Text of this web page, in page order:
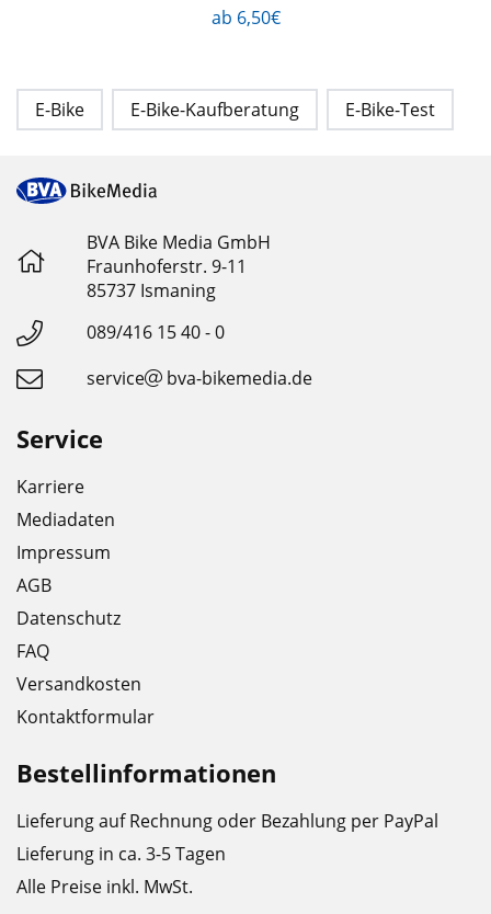
ab 6,50€
E-Bike E-Bike-Kaufberatung E-Bike-Test
BVA Bike Media GmbH
Fraunhoferstr. 9-11
85737 Ismaning
089/416 15 40 - 0
service
bva-bikemedia.de
Service
Karriere
Mediadaten
Impressum
AGB
Datenschutz
FAQ
Versandkosten
Kontaktformular
Bestellinformationen
Lieferung auf Rechnung oder Bezahlung per PayPal
Lieferung in ca. 3-5 Tagen
Alle Preise inkl. MwSt.